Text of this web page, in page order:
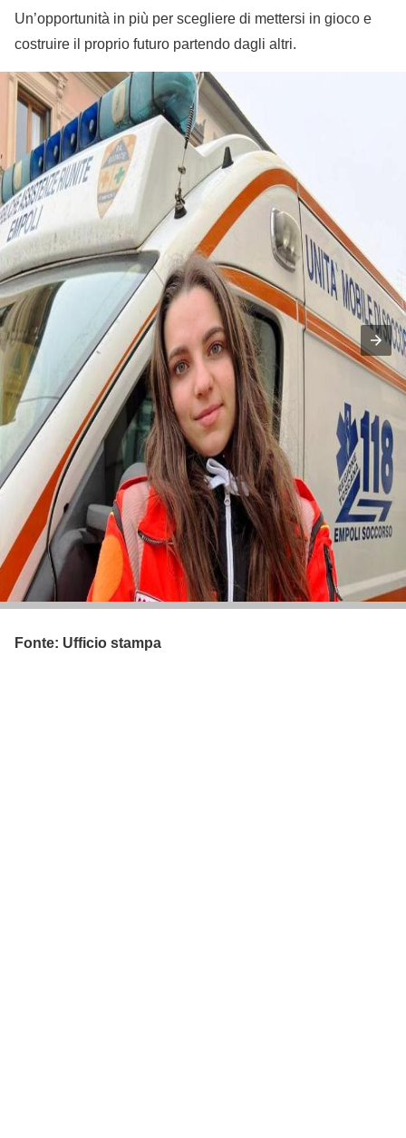
Un’opportunità in più per scegliere di mettersi in gioco e
costruire il proprio futuro partendo dagli altri.
Fonte: Ufficio stampa